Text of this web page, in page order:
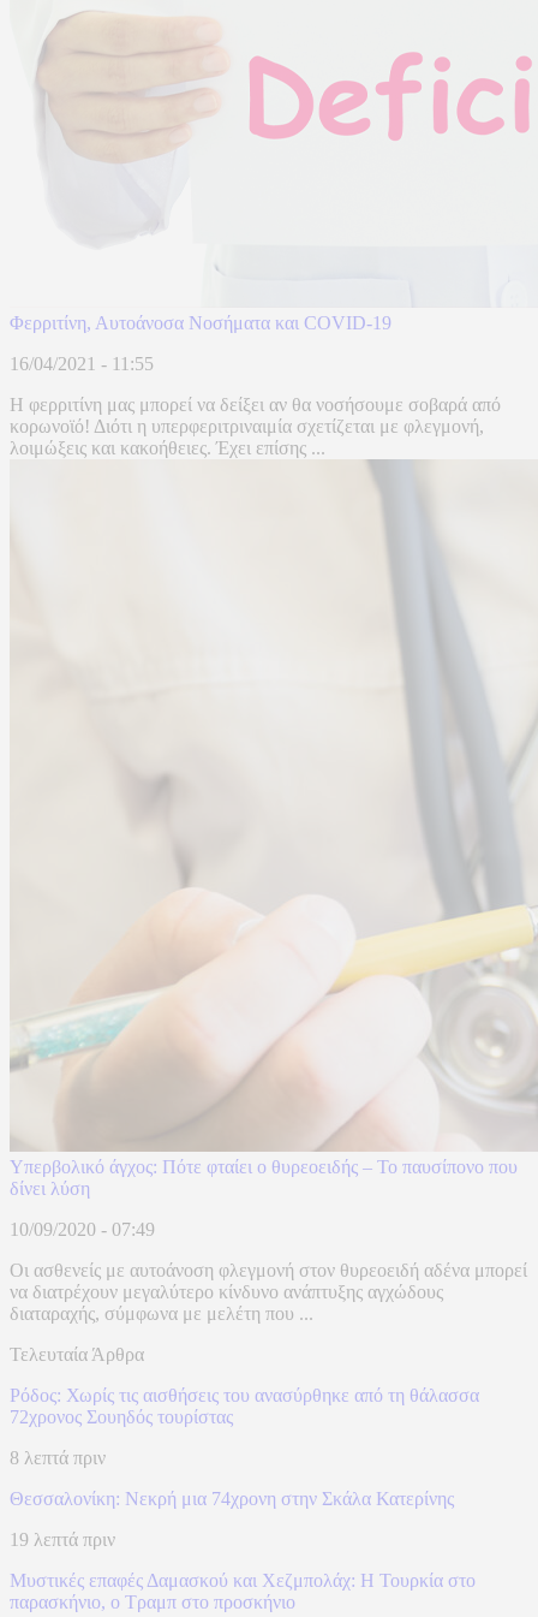
Φερριτίνη, Αυτοάνοσα Νοσήματα και CΟVID-19
16/04/2021 - 11:55
Η φερριτίνη μας μπορεί να δείξει αν θα νοσήσουμε σοβαρά από
κορωνοϊό! Διότι η υπερφεριτριναιμία σχετίζεται με φλεγμονή,
λοιμώξεις και κακοήθειες. Έχει επίσης ...
Υπερβολικό άγχος: Πότε φταίει ο θυρεοειδής – Το παυσίπονο που
δίνει λύση
10/09/2020 - 07:49
Οι ασθενείς με αυτοάνοση φλεγμονή στον θυρεοειδή αδένα μπορεί
να διατρέχουν μεγαλύτερο κίνδυνο ανάπτυξης αγχώδους
διαταραχής, σύμφωνα με μελέτη που ...
Τελευταία Άρθρα
Ρόδος: Χωρίς τις αισθήσεις του ανασύρθηκε από τη θάλασσα
72χρονος Σουηδός τουρίστας
8 λεπτά πριν
Θεσσαλονίκη: Νεκρή μια 74χρονη στην Σκάλα Κατερίνης
19 λεπτά πριν
​Μυστικές επαφές Δαμασκού και Χεζμπολάχ: Η Τουρκία στο
παρασκήνιο, ο Τραμπ στο προσκήνιο